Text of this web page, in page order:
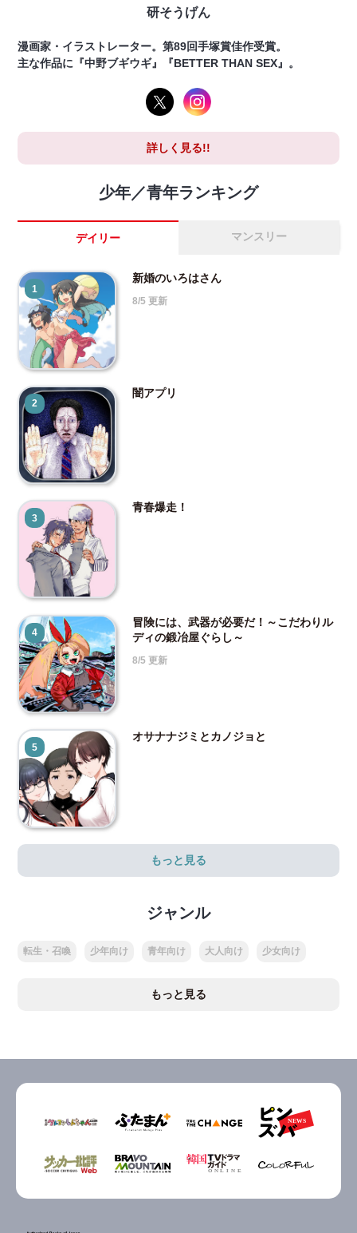
研そうげん
漫画家・イラストレーター。第89回手塚賞佳作受賞。
主な作品に『中野ブギウギ』『BETTER THAN SEX』。
詳しく見る!!
少年／青年ランキング
デイリー マンスリー
1
新婚のいろはさん
8/5 更新
2
闇アプリ
3
青春爆走！
4
冒険には、武器が必要だ！～こだわりル
ディの鍛冶屋ぐらし～
8/5 更新
5
オサナナジミとカノジョと
もっと見る
ジャンル
転生・召喚 少年向け 青年向け 大人向け 少女向け
もっと見る